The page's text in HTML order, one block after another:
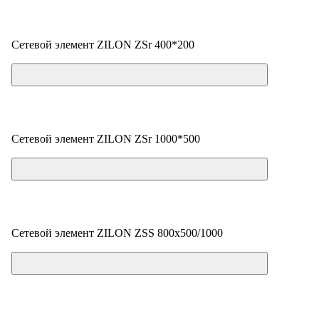
Сетевой элемент ZILON ZSr 400*200
Цена по запросу
Сетевой элемент ZILON ZSr 1000*500
Цена по запросу
Сетевой элемент ZILON ZSS 800x500/1000
Цена по запросу